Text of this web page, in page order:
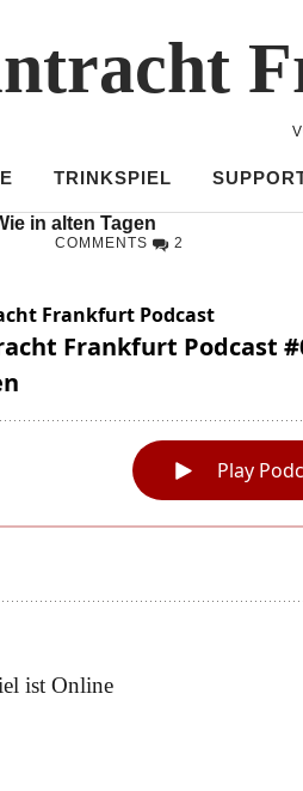
TRINKSPIEL
in alten Tagen
COMMENTS 2
ist Online